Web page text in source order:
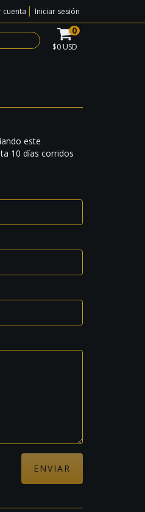
cuenta Iniciar sesión
0
$0 USD
este
10 días corridos